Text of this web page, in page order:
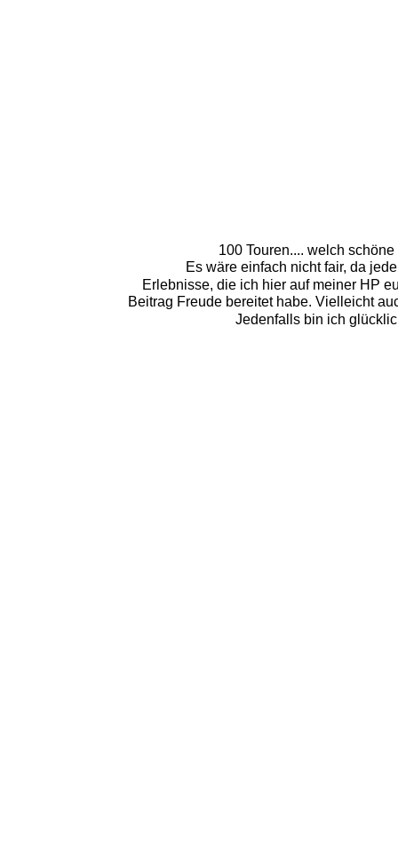
100 Touren.... welch
Es wäre einfach nicht fair, da
Erlebnisse, die ich hier auf meiner HP
Beitrag Freude bereitet habe. Vielleicht
Jedenfalls bin ich